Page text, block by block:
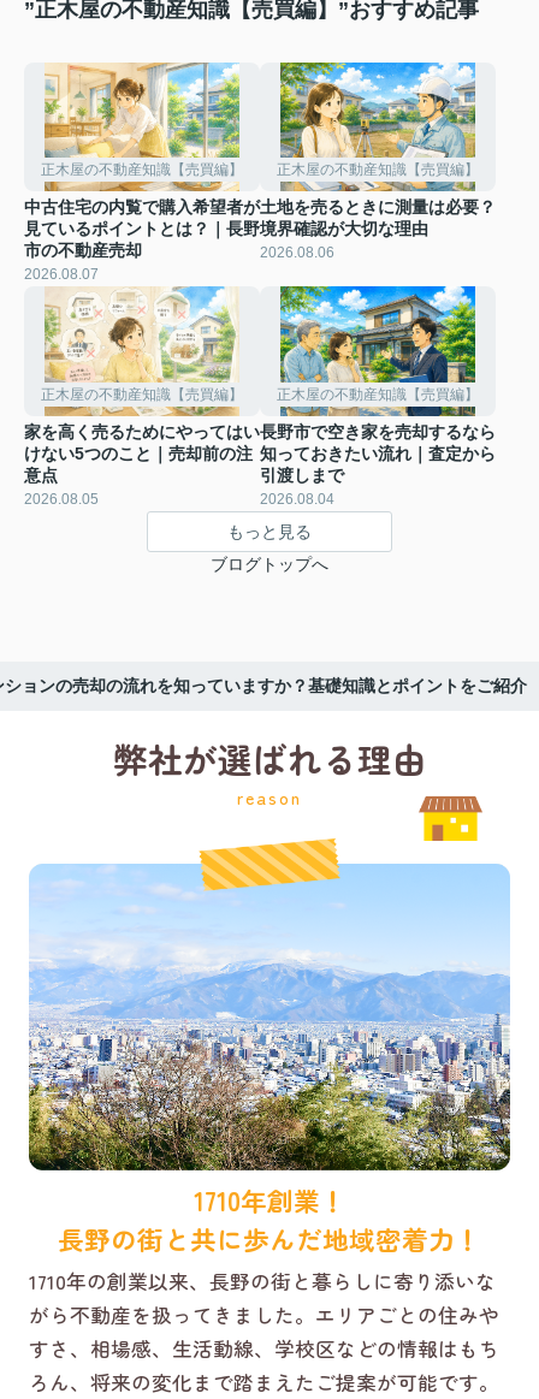
”正木屋の不動産知識【売買編】”おすすめ記事
正木屋の不動産知識【売買編】
中古住宅の内覧で購入希望者が
見ているポイントとは？｜長野
市の不動産売却
2026.08.07
正木屋の不動産知識【売買編】
土地を売るときに測量は必要？
境界確認が大切な理由
2026.08.06
正木屋の不動産知識【売買編】
家を高く売るためにやってはい
けない5つのこと｜売却前の注
意点
2026.08.05
正木屋の不動産知識【売買編】
長野市で空き家を売却するなら
知っておきたい流れ｜査定から
引渡しまで
2026.08.04
もっと見る
ブログトップへ
ションの売却の流れを知っていますか？基礎知識とポイントをご紹介
弊社が選ばれる理由
reason
1710年創業！
長野の街と共に歩んだ地域密着力！
1710年の創業以来、長野の街と暮らしに寄り添いな
がら不動産を扱ってきました。エリアごとの住みや
すさ、相場感、生活動線、学校区などの情報はもち
ろん、将来の変化まで踏まえたご提案が可能です。